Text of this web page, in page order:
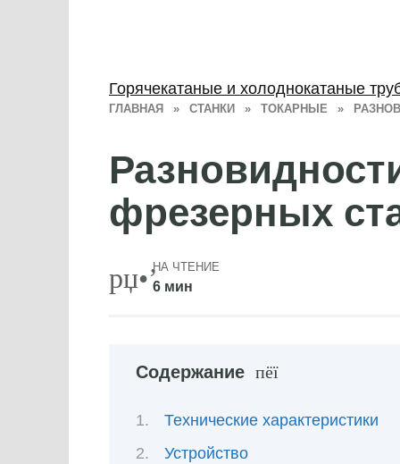
ГЛАВНАЯ » СТАНКИ » ТОКАРНЫЕ »
фрезерных
НА ЧТЕНИЕ
6 мин
Содержание
Технические характеристики
Устройство
Горячекатаные и холоднокатаные